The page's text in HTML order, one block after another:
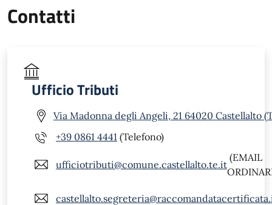
Contatti
Ufficio Tributi
Via Madonna degli Angeli, 21 64020 Castellalto
+39 0861 4441 (Telefono)
ufficiotributi@comune.castellalto.te.it
(EMAIL